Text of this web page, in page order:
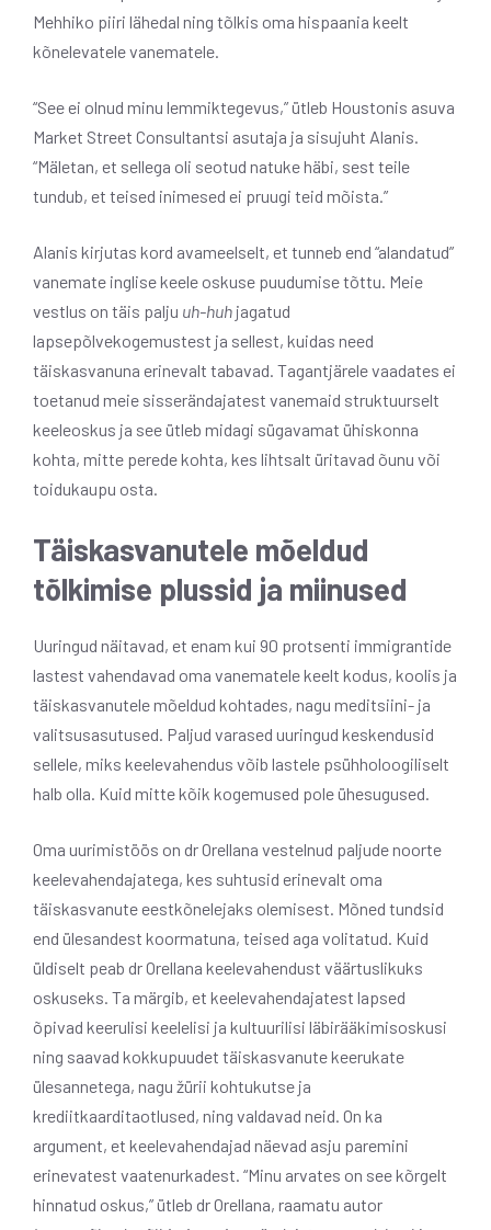
Mehhiko piiri lähedal ning tõlkis oma hispaania keelt
kõnelevatele vanematele.
“See ei olnud minu lemmiktegevus,” ütleb Houstonis asuva
Market Street Consultantsi asutaja ja sisujuht Alanis.
“Mäletan, et sellega oli seotud natuke häbi, sest teile
tundub, et teised inimesed ei pruugi teid mõista.”
Alanis kirjutas kord avameelselt, et tunneb end “alandatud”
vanemate inglise keele oskuse puudumise tõttu. Meie
vestlus on täis palju uh-huh jagatud
lapsepõlvekogemustest ja sellest, kuidas need
täiskasvanuna erinevalt tabavad. Tagantjärele vaadates ei
toetanud meie sisserändajatest vanemaid struktuurselt
keeleoskus ja see ütleb midagi sügavamat ühiskonna
kohta, mitte perede kohta, kes lihtsalt üritavad õunu või
toidukaupu osta.
Täiskasvanutele mõeldud
tõlkimise plussid ja miinused
Uuringud näitavad, et enam kui 90 protsenti immigrantide
lastest vahendavad oma vanematele keelt kodus, koolis ja
täiskasvanutele mõeldud kohtades, nagu meditsiini- ja
valitsusasutused. Paljud varased uuringud keskendusid
sellele, miks keelevahendus võib lastele psühholoogiliselt
halb olla. Kuid mitte kõik kogemused pole ühesugused.
Oma uurimistöös on dr Orellana vestelnud paljude noorte
keelevahendajatega, kes suhtusid erinevalt oma
täiskasvanute eestkõnelejaks olemisest. Mõned tundsid
end ülesandest koormatuna, teised aga volitatud. Kuid
üldiselt peab dr Orellana keelevahendust väärtuslikuks
oskuseks. Ta märgib, et keelevahendajatest lapsed
õpivad keerulisi keelelisi ja kultuurilisi läbirääkimisoskusi
ning saavad kokkupuudet täiskasvanute keerukate
ülesannetega, nagu žürii kohtukutse ja
krediitkaarditaotlused, ning valdavad neid. On ka
argument, et keelevahendajad näevad asju paremini
erinevatest vaatenurkadest. “Minu arvates on see kõrgelt
hinnatud oskus,” ütleb dr Orellana, raamatu autor